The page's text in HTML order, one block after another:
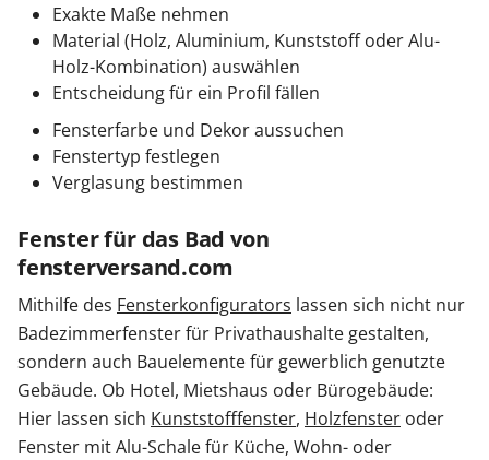
Exakte Maße nehmen
Material (Holz, Aluminium, Kunststoff oder Alu-
Holz-Kombination) auswählen
Entscheidung für ein Profil fällen
Fensterfarbe und Dekor aussuchen
Fenstertyp festlegen
Verglasung bestimmen
Fenster für das Bad von
fensterversand.com
Mithilfe des Fensterkonfigurators lassen sich nicht nur
Badezimmerfenster für Privathaushalte gestalten,
sondern auch Bauelemente für gewerblich genutzte
Gebäude. Ob Hotel, Mietshaus oder Bürogebäude:
Hier lassen sich Kunststofffenster, Holzfenster oder
Fenster mit Alu-Schale für Küche, Wohn- oder